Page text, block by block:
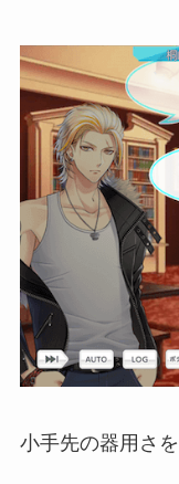
小手先の器用さ